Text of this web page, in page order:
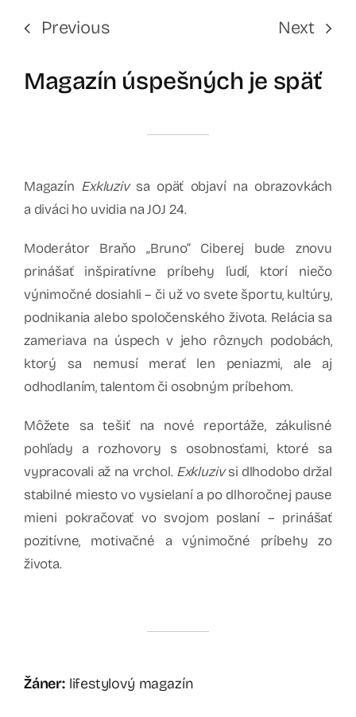
Previous Next
Magazín úspešných je späť
Magazín Exkluzivsa opäť objaví na obrazovkách
a diváci ho uvidia na JOJ 24.
Moderátor Braňo „Bruno“ Ciberej bude znovu
prinášať inšpiratívne príbehy ľudí, ktorí niečo
výnimočné dosiahli – či už vo svete športu, kultúry,
podnikania alebo spoločenského života. Relácia sa
zameriava na úspech v jeho rôznych podobách,
ktorý sa nemusí merať len peniazmi, ale aj
odhodlaním, talentom či osobným príbehom.
Môžete sa tešiť na nové reportáže, zákulisné
pohľady a rozhovory s osobnosťami, ktoré sa
vypracovali až na vrchol. Exkluzivsi dlhodobo držal
stabilné miesto vo vysielaní a po dlhoročnej pause
mieni pokračovať vo svojom poslaní – prinášať
pozitívne, motivačné a výnimočné príbehy zo
života.
Žáner:lifestylový magazín